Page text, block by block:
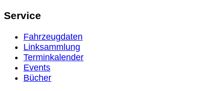
Service
Fahrzeugdaten
Linksammlung
Terminkalender
Events
Bücher